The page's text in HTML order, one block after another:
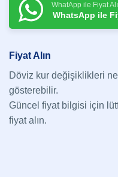
WhatApp ile Fiyat
WhatsApp ile
Fiyat Alın
Döviz kur değişiklikleri
gösterebilir.
Güncel fiyat bilgisi için
fiyat alın.